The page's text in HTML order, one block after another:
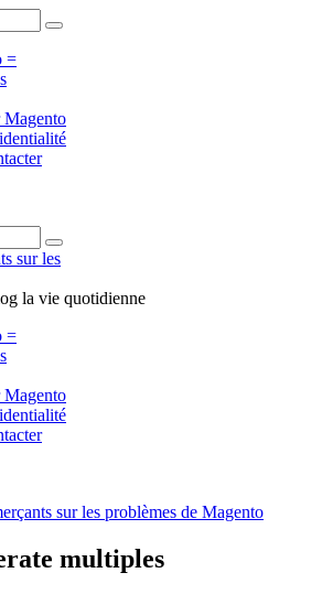
=
la vie quotidienne
=
sur les problèmes de Magento
multiples